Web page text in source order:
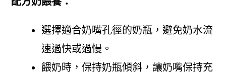
選擇適合奶嘴孔徑的奶瓶，避免奶水流
速過快或過慢。
餵奶時，保持奶瓶傾斜，讓奶嘴保持充